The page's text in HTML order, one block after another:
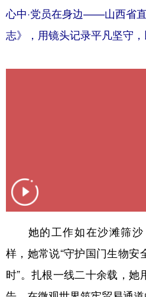
食品 人居
地方频道
北京 天津
辽宁 吉林
浙江 安徽
心中·党员在身边——山西省
志》，用镜头记录平凡坚守，
她的工作如在沙滩筛沙
样，她常说“守护国门生物
时”。扎根一线二十余载，